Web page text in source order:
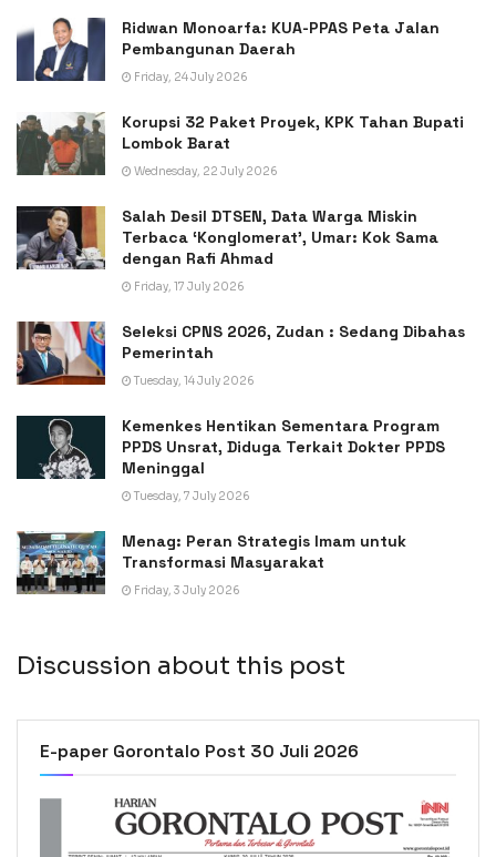
Ridwan Monoarfa: KUA-PPAS Peta Jalan
Pembangunan Daerah
Friday, 24 July 2026
Korupsi 32 Paket Proyek, KPK Tahan Bupati
Lombok Barat
Wednesday, 22 July 2026
Salah Desil DTSEN, Data Warga Miskin
Terbaca ‘Konglomerat’, Umar: Kok Sama
dengan Rafi Ahmad
Friday, 17 July 2026
Seleksi CPNS 2026, Zudan : Sedang Dibahas
Pemerintah
Tuesday, 14 July 2026
Kemenkes Hentikan Sementara Program
PPDS Unsrat, Diduga Terkait Dokter PPDS
Meninggal
Tuesday, 7 July 2026
Menag: Peran Strategis Imam untuk
Transformasi Masyarakat
Friday, 3 July 2026
Discussion about this post
E-paper Gorontalo Post 30 Juli 2026